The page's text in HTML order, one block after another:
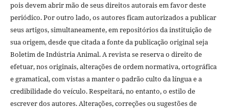
pois devem abrir mão de seus direitos autorais em favor deste
periódico. Por outro lado, os autores ficam autorizados a publicar
seus artigos, simultaneamente, em repositórios da instituição de
sua origem, desde que citada a fonte da publicação original seja
Boletim de Indústria Animal. A revista se reserva o direito de
efetuar, nos originais, alterações de ordem normativa, ortográfica
e gramatical, com vistas a manter o padrão culto da língua e a
credibilidade do veículo. Respeitará, no entanto, o estilo de
escrever dos autores. Alterações, correções ou sugestões de